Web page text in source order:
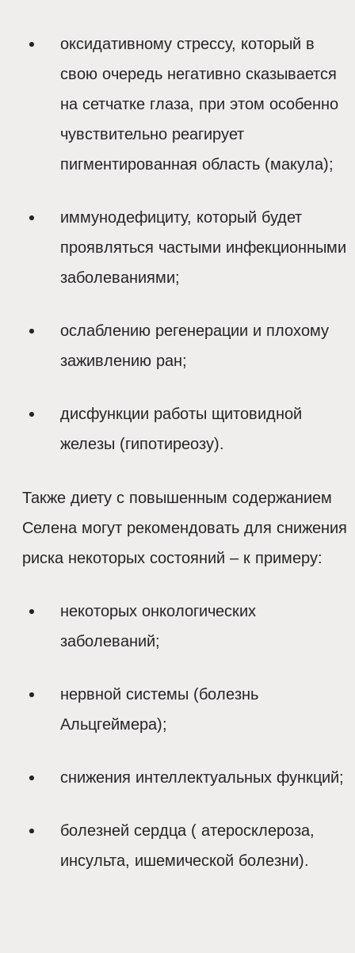
оксидативному стрессу, который в
свою очередь негативно сказывается
на сетчатке глаза, при этом особенно
чувствительно реагирует
пигментированная область (макула);
иммунодефициту, который будет
проявляться частыми инфекционными
заболеваниями;
ослаблению регенерации и плохому
заживлению ран;
дисфункции работы щитовидной
железы (гипотиреозу).
Также диету с повышенным содержанием
Селена могут рекомендовать для снижения
риска некоторых состояний – к примеру:
некоторых онкологических
заболеваний;
нервной системы (болезнь
Альцгеймера);
снижения интеллектуальных функций;
болезней сердца ( атеросклероза,
инсульта, ишемической болезни).